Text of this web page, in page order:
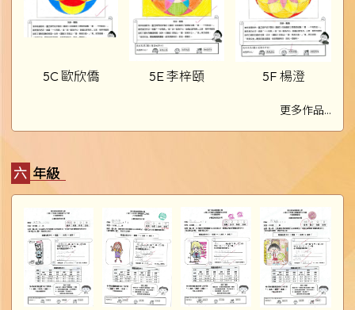
5C 歐欣僑 5E 李梓頤 5F 楊澄
更多作品...
六年級